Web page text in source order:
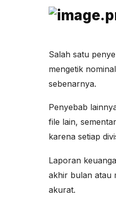
Salah satu
mengetik
sebenarnya.
Penyebab
file lain,
karena setiap
Laporan
akhir bulan atau
akurat.